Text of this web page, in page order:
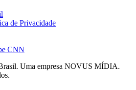
de Privacidade
CNN
Uma empresa NOVUS MÍDIA.